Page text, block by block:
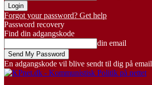
Forgot your password? Get help
Password recovery
Find din adgangskode
din email
En adgangskode vil blive sendt til dig på email